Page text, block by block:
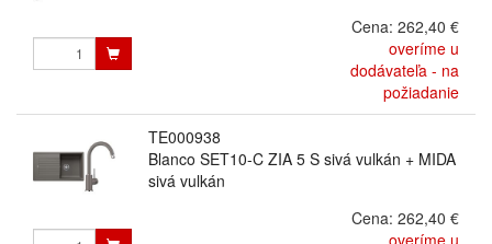
Cena: 262,40 €
overíme u
dodávateľa - na
požiadanie
TE000938
Blanco SET10-C ZIA 5 S sivá vulkán + MIDA
sivá vulkán
Cena: 262,40 €
overíme u